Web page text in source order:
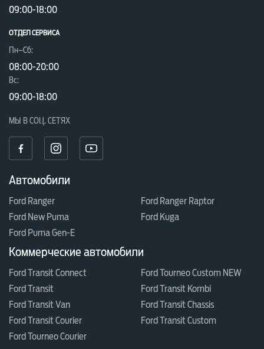
09:00-18:00
ОТДЕЛ CЕРВИСА
Пн–Сб:
08:00-20:00
Вc:
09:00-18:00
МЫ В СОЦ. СЕТЯХ
Автомобили
Ford Ranger
Ford Ranger Raptor
Ford New Puma
Ford Kuga
Ford Puma Gen-E
Коммерческие автомобили
Ford Transit Connect
Ford Tourneo Custom NEW
Ford Transit
Ford Transit Kombi
Ford Transit Van
Ford Transit Chassis
Ford Transit Courier
Ford Transit Custom
Ford Tourneo Courier